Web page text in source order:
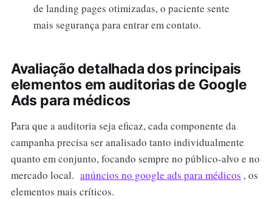
de landing pages otimizadas, o paciente sente
mais segurança para entrar em contato.
Avaliação detalhada dos principais
elementos em auditorias de Google
Ads para médicos
Para que a auditoria seja eficaz, cada componente da
campanha precisa ser analisado tanto individualmente
quanto em conjunto, focando sempre no público-alvo e no
mercado local. anúncios no google ads para médicos , os
elementos mais críticos.